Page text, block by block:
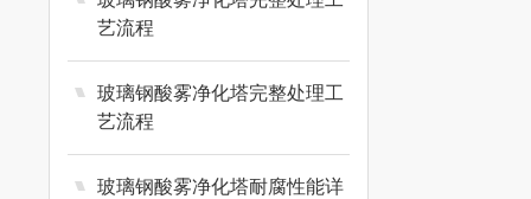
艺流程
玻璃钢酸雾净化塔完整处理工
艺流程
玻璃钢酸雾净化塔耐腐性能详